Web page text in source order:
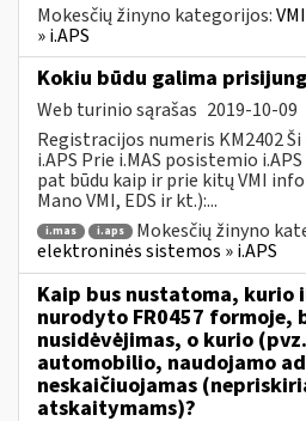
Mokesčių žinyno kategorijos:
» i.APS
Kokiu būdu galima
Web turinio sąrašas 2019-10-09
Registracijos numeris KM2402
i.APS Prie i.MAS posistemio
pat būdu kaip ir prie kitų VMI
Mano VMI, EDS ir kt.):...
i.mas i.aps Mokesčių žinyno
elektroninės sistemos » i.APS
Kaip bus nustatoma,
nurodyto FR0457 formoje,
nusidėvėjimas, o kurio
automobilio, naudojamo
neskaičiuojamas
atskaitymams)?